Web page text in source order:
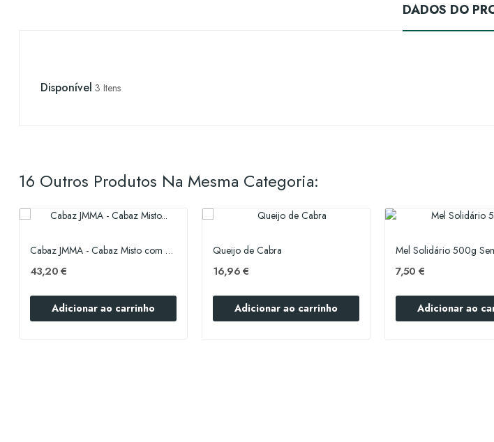
DADOS DO
Disponível 3 Itens
16 Outros Produtos Na Mesma Categoria:
Cabaz JMMA - Cabaz Misto com Mel e Azeite
43,20 €
Adicionar ao carrinho
Queijo de Cabra
16,96 €
Adicionar ao carrinho
7,50 €
Adicionar ao